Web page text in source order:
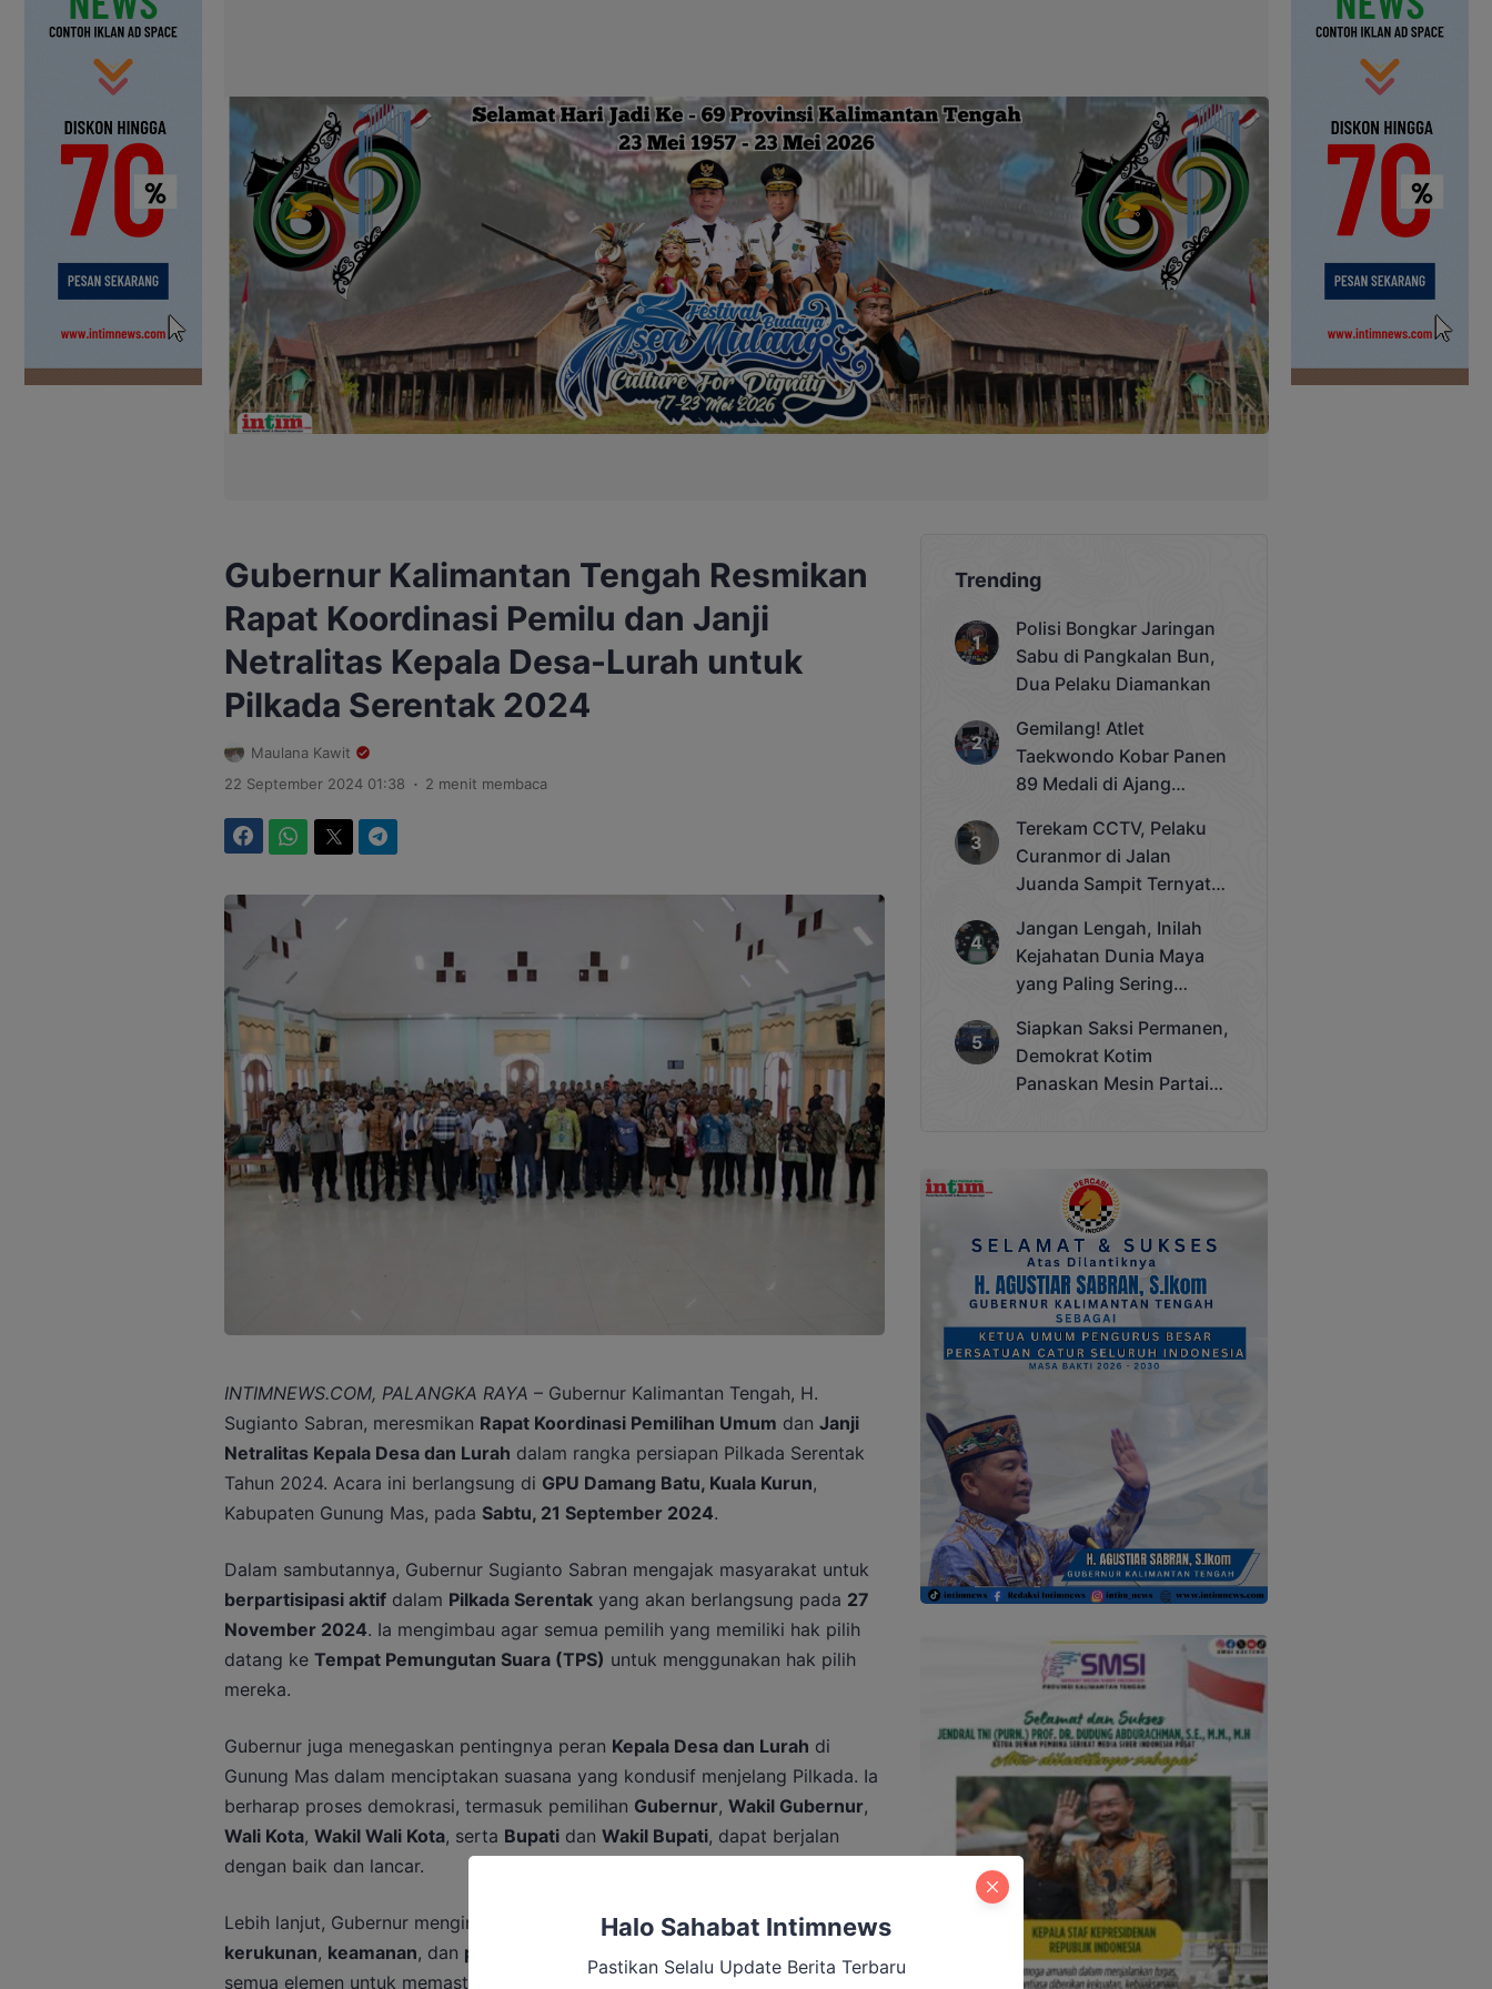
Gubernur Kalimantan Tengah Resmikan
Rapat Koordinasi Pemilu dan Janji
Netralitas Kepala Desa-Lurah untuk
Pilkada Serentak 2024
Maulana Kawit
22 September 2024 01:38 . 2 menit membaca
INTIMNEWS.COM, PALANGKA RAYA – Gubernur Kalimantan Tengah, H.
Sugianto Sabran, meresmikan Rapat Koordinasi Pemilihan Umum dan Janji
Netralitas Kepala Desa dan Lurah dalam rangka persiapan Pilkada Serentak
Tahun 2024. Acara ini berlangsung di GPU Damang Batu, Kuala Kurun,
Kabupaten Gunung Mas, pada Sabtu, 21 September 2024.
Dalam sambutannya, Gubernur Sugianto Sabran mengajak masyarakat untuk
berpartisipasi aktifdalam Pilkada Serentakyang akan berlangsung pada 27
November 2024. Ia mengimbau agar semua pemilih yang memiliki hak pilih
datang ke Tempat Pemungutan Suara (TPS) untuk menggunakan hak pilih
mereka.
Gubernur juga menegaskan pentingnya peran Kepala Desa dan Lurah di
Gunung Mas dalam menciptakan suasana yang kondusif menjelang Pilkada. Ia
berharap proses demokrasi, termasuk pemilihan Gubernur, Wakil Gubernur,
Wali Kota, Wakil Wali Kota, serta Bupatidan Wakil Bupati, dapat berjalan
dengan baik dan lancar.
Lebih lanjut, Gubernur mengingatkan agar seluruh pihak tetap menjaga
kerukunan, keamanan, dan persatuan
semua elemen untuk memastikan Pilkada Serentak berjalan dengan
Trending
Polisi Bongkar Jaringan
Sabu di Pangkalan Bun,
Dua Pelaku Diamankan
Gemilang! Atlet
Taekwondo Kobar Panen
89 Medali di Ajang
Cup 2025
Terekam CCTV, Pelaku
Curanmor di Jalan
Juanda Sampit Ternyata
Jangan Lengah, Inilah
Kejahatan Dunia Maya
yang Paling Sering
Siapkan Saksi Permanen,
Demokrat Kotim
Panaskan Mesin Partai
Halo Sahabat Intimnews
Pastikan Selalu Update Berita Terbaru